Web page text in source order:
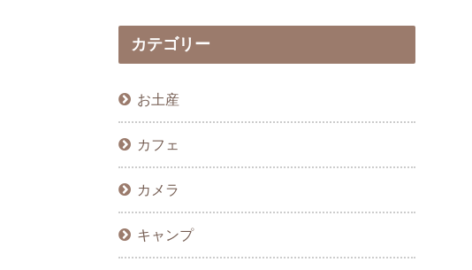
カテゴリー
お土産
カフェ
カメラ
キャンプ